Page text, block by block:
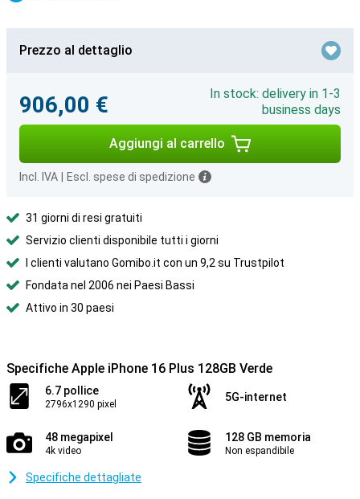
Prezzo al dettaglio
906,00 €
In stock: delivery in 1-3
business days
Aggiungi al carrello
Incl. IVA Escl. spese di spedizione
31 giorni di resi gratuiti
Servizio clienti disponibile tutti i giorni
I clienti valutano Gomibo.it con un 9,2 su Trustpilot
Fondata nel 2006 nei Paesi Bassi
Attivo in 30 paesi
Specifiche Apple iPhone 16 Plus 128GB Verde
6.7 pollice
2796x1290 pixel
5G-internet
48 megapixel
4k video
128 GB memoria
Non espandibile
Specifiche dettagliate